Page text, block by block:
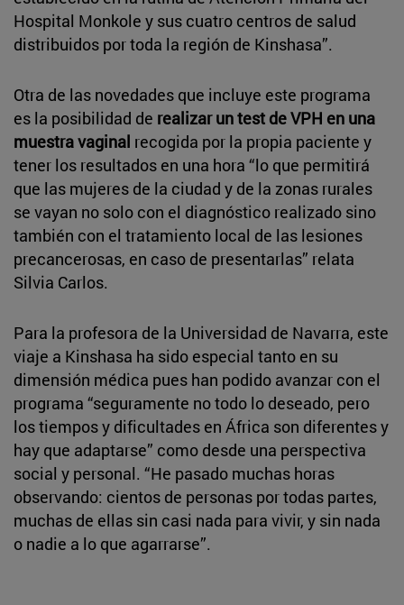
Hospital Monkole y sus cuatro centros de salud
distribuidos por toda la región de Kinshasa”.
Otra de las novedades que incluye este programa
es la posibilidad de realizar un test de VPH en una
muestra vaginal recogida por la propia paciente y
tener los resultados en una hora “lo que permitirá
que las mujeres de la ciudad y de la zonas rurales
se vayan no solo con el diagnóstico realizado sino
también con el tratamiento local de las lesiones
precancerosas, en caso de presentarlas” relata
Silvia Carlos.
Para la profesora de la Universidad de Navarra, este
viaje a Kinshasa ha sido especial tanto en su
dimensión médica pues han podido avanzar con el
programa “seguramente no todo lo deseado, pero
los tiempos y dificultades en África son diferentes y
hay que adaptarse” como desde una perspectiva
social y personal. “He pasado muchas horas
observando: cientos de personas por todas partes,
muchas de ellas sin casi nada para vivir, y sin nada
o nadie a lo que agarrarse”.